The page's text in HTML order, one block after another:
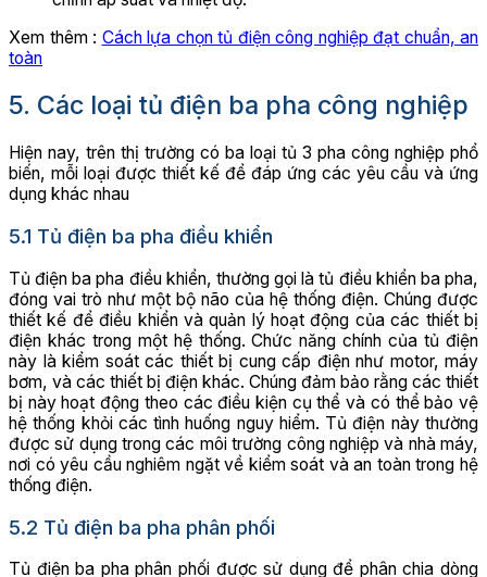
Xem thêm : Cách lựa chọn tủ điện công nghiệp đạt chuẩn, an
toàn
5. Các loại tủ điện ba pha công nghiệp
Hiện nay, trên thị trường có ba loại tủ 3 pha công nghiệp phổ
biến, mỗi loại được thiết kế để đáp ứng các yêu cầu và ứng
dụng khác nhau
5.1 Tủ điện ba pha điều khiển
Tủ điện ba pha điều khiển, thường gọi là tủ điều khiển ba pha,
đóng vai trò như một bộ não của hệ thống điện. Chúng được
thiết kế để điều khiển và quản lý hoạt động của các thiết bị
điện khác trong một hệ thống. Chức năng chính của tủ điện
này là kiểm soát các thiết bị cung cấp điện như motor, máy
bơm, và các thiết bị điện khác. Chúng đảm bảo rằng các thiết
bị này hoạt động theo các điều kiện cụ thể và có thể bảo vệ
hệ thống khỏi các tình huống nguy hiểm. Tủ điện này thường
được sử dụng trong các môi trường công nghiệp và nhà máy,
nơi có yêu cầu nghiêm ngặt về kiểm soát và an toàn trong hệ
thống điện.
5.2 Tủ điện ba pha phân phối
Tủ điện ba pha phân phối được sử dụng để phân chia dòng